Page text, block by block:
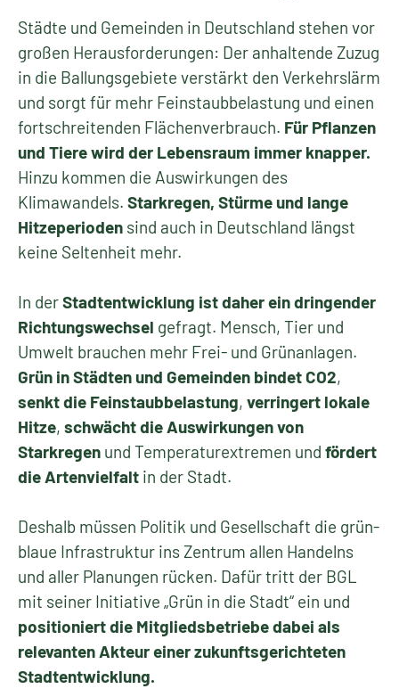
Städte und Gemeinden in Deutschland stehen vor
großen Herausforderungen: Der anhaltende Zuzug
in die Ballungsgebiete verstärkt den Verkehrslärm
und sorgt für mehr Feinstaubbelastung und einen
fortschreitenden Flächenverbrauch. Für Pflanzen
und Tiere wird der Lebensraum immer knapper.
Hinzu kommen die Auswirkungen des
Klimawandels. Starkregen, Stürme und lange
Hitzeperioden sind auch in Deutschland längst
keine Seltenheit mehr.
In derStadtentwicklung ist daher ein dringender
Richtungswechsel gefragt. Mensch, Tier und
Umwelt brauchen mehr Frei- und Grünanlagen.
Grün in Städten und Gemeinden bindet CO2,
senkt die Feinstaubbelastung, verringert lokale
Hitze, schwächt die Auswirkungen von
Starkregen und Temperaturextremen und fördert
die Artenvielfalt in der Stadt.
Deshalb müssen Politik und Gesellschaft die grün-
blaue Infrastruktur ins Zentrum allen Handelns
und aller Planungen rücken. Dafür tritt der BGL
mit seiner Initiative „Grün in die Stadt“ ein und
positioniert die Mitgliedsbetriebe dabei als
relevanten Akteur einer zukunftsgerichteten
Stadtentwicklung.